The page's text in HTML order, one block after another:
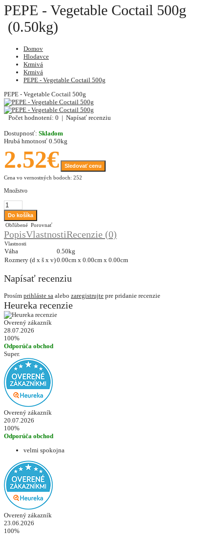
PEPE - Vegetable Coctail 500g
(0.50kg)
Domov
Hlodavce
Krmivá
Krmivá
PEPE - Vegetable Coctail 500g
PEPE - Vegetable Coctail 500g
Počet hodnotení: 0 | Napísať recenziu
Dostupnosť: Skladom
Hrubá hmotnosť 0.50kg
2.52€
Sledovať cenu
Cena vo vernostných bodoch: 252
Množstvo
Obľúbené Porovnať
PopisVlastnostiRecenzie (0)
Vlastnosti
Váha
0.50kg
Rozmery (d x š x v)0.00cm x 0.00cm x 0.00cm
Napísať recenziu
Prosím prihláste sa alebo zaregistrujte pre pridanie recenzie
Heureka recenzie
Overený zákazník
28.07.2026
100%
Odporúča obchod
Super.
Overený zákazník
20.07.2026
100%
Odporúča obchod
velmi spokojna
Overený zákazník
23.06.2026
100%